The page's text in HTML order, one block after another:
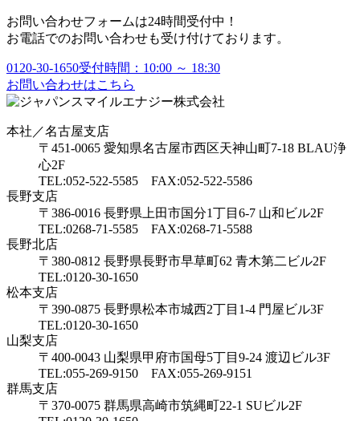
お問い合わせフォームは24時間受付中！
お電話でのお問い合わせも受け付けております。
0120-30-1650受付時間：10:00 ～ 18:30
お問い合わせはこちら
本社／名古屋支店
〒451-0065 愛知県名古屋市西区天神山町7-18 BLAU浄
心2F
TEL:052-522-5585 FAX:052-522-5586
長野支店
〒386-0016 長野県上田市国分1丁目6-7 山和ビル2F
TEL:0268-71-5585 FAX:0268-71-5588
長野北店
〒380-0812 長野県長野市早草町62 青木第二ビル2F
TEL:0120-30-1650
松本支店
〒390-0875 長野県松本市城西2丁目1-4 門屋ビル3F
TEL:0120-30-1650
山梨支店
〒400-0043 山梨県甲府市国母5丁目9-24 渡辺ビル3F
TEL:055-269-9150 FAX:055-269-9151
群馬支店
〒370-0075 群馬県高崎市筑縄町22-1 SUビル2F